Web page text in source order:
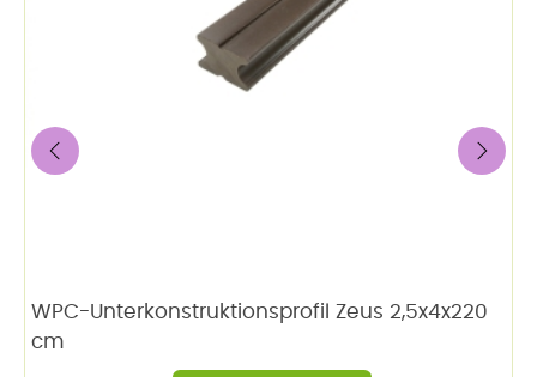
WPC-Unterkonstruktionsprofil Zeus 2,5x4x220
cm